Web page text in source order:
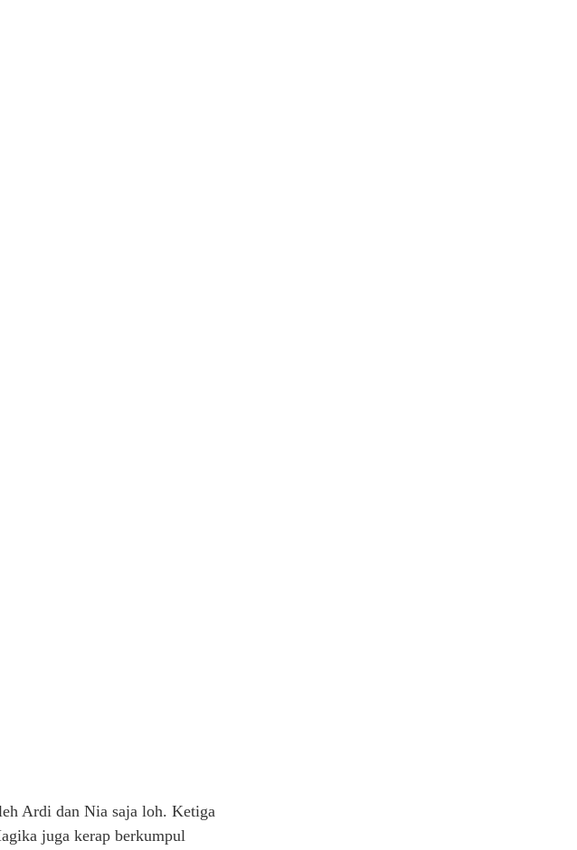
Ardi dan Nia saja loh. Ketiga
juga kerap berkumpul